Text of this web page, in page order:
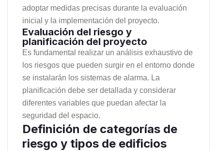
adoptar medidas precisas durante la evaluación
inicial y la implementación del proyecto.
Evaluación del riesgo y
planificación del proyecto
Es fundamental realizar un análisis exhaustivo de
los riesgos que pueden surgir en el entorno donde
se instalarán los sistemas de alarma. La
planificación debe ser detallada y considerar
diferentes variables que puedan afectar la
seguridad del espacio.
Definición de categorías de
riesgo y tipos de edificios